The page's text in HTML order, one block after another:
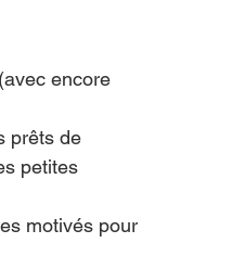
encore
prêts de
petites
motivés pour